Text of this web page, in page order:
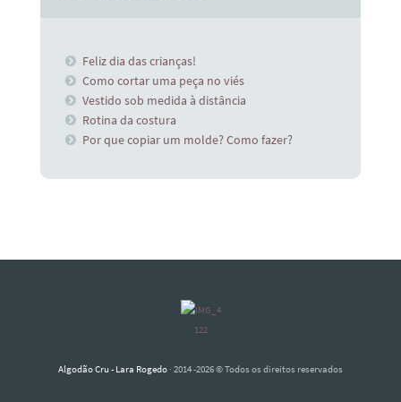
Feliz dia das crianças!
Como cortar uma peça no viés
Vestido sob medida à distância
Rotina da costura
Por que copiar um molde? Como fazer?
Algodão Cru - Lara Rogedo · 2014 -2026 © Todos os direitos reservados